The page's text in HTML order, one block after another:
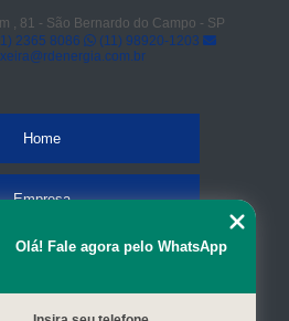
, 81 - São Bernardo do Campo - SP
2365 8086
(11) 98920-1203
Home
Empresa
Olá! Fale agora pelo WhatsApp